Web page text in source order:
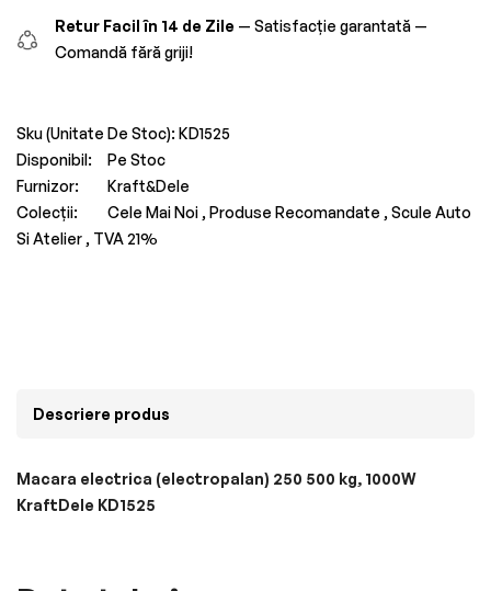
Retur Facil în 14 de Zile — Satisfacție garantată —
Comandă fără griji!
Sku (Unitate De Stoc): KD1525
Disponibil:
Pe Stoc
Furnizor:
Kraft&Dele
Colecții:
Cele Mai Noi , Produse Recomandate , Scule Auto
Si Atelier , TVA 21%
Descriere produs
Macara electrica (electropalan) 250 500 kg, 1000W
KraftDele KD1525